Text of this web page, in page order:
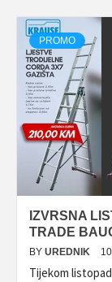
PROMO
IZVRSNA
TRADE
BY UREDNIK
Tijekom